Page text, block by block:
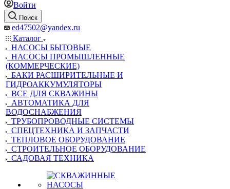
Войти
Поиск
ed47502@yandex.ru
Каталог
НАСОСЫ БЫТОВЫЕ
НАСОСЫ ПРОМЫШЛЕННЫЕ
(КОММЕРЧЕСКИЕ)
БАКИ РАСШИРИТЕЛЬНЫЕ И
ГИДРОАККУМУЛЯТОРЫ
ВСЕ ДЛЯ СКВАЖИНЫ
АВТОМАТИКА ДЛЯ
ВОДОСНАБЖЕНИЯ
ТРУБОПРОВОДНЫЕ СИСТЕМЫ
СПЕЦТЕХНИКА И ЗАПЧАСТИ
ТЕПЛОВОЕ ОБОРУДОВАНИЕ
СТРОИТЕЛЬНОЕ ОБОРУДОВАНИЕ
САДОВАЯ ТЕХНИКА